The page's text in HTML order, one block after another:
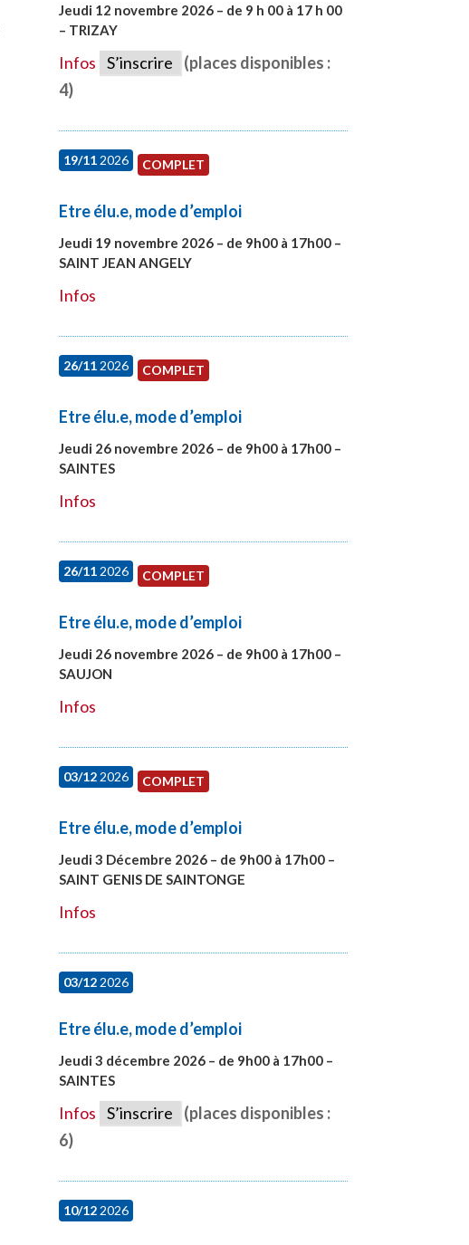
Jeudi 12 novembre 2026 – de 9 h 00 à 17 h 00
– TRIZAY
Infos S’inscrire
(places disponibles :
4)
19/112026 COMPLET
Etre élu.e, mode d’emploi
Jeudi 19 novembre 2026 – de 9h00 à 17h00 –
SAINT JEAN ANGELY
Infos
26/112026 COMPLET
Etre élu.e, mode d’emploi
Jeudi 26 novembre 2026 – de 9h00 à 17h00 –
SAINTES
Infos
26/112026 COMPLET
Etre élu.e, mode d’emploi
Jeudi 26 novembre 2026 – de 9h00 à 17h00 –
SAUJON
Infos
03/122026 COMPLET
Etre élu.e, mode d’emploi
Jeudi 3 Décembre 2026 – de 9h00 à 17h00 –
SAINT GENIS DE SAINTONGE
Infos
03/122026
Etre élu.e, mode d’emploi
Jeudi 3 décembre 2026 – de 9h00 à 17h00 –
SAINTES
Infos S’inscrire
(places disponibles :
6)
10/122026